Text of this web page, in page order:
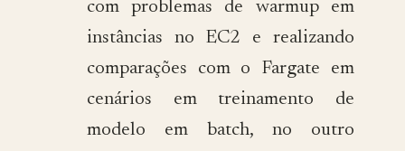
com problemas de warmup em
instâncias no EC2 e realizando
comparações com o Fargate em
cenários em treinamento de
modelo em batch, no outro